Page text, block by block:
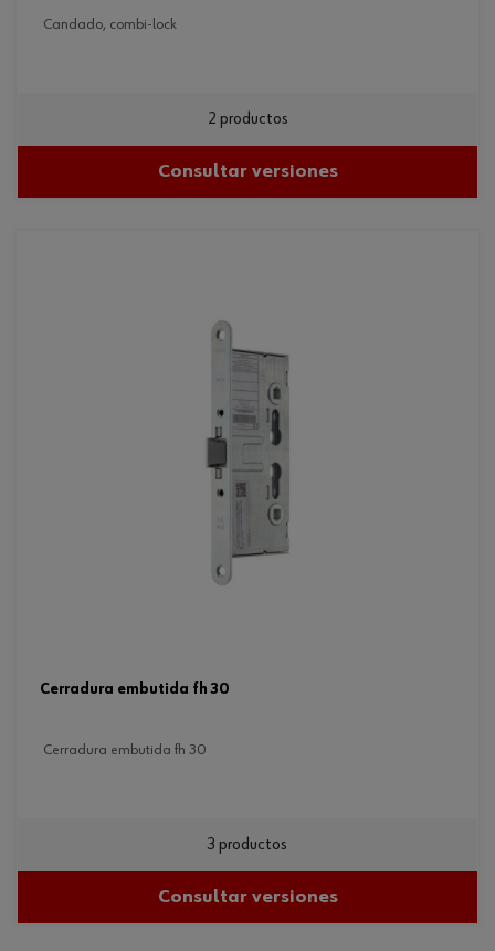
candado, combi-lock
2 productos
Consultar versiones
cerradura embutida fh 30
cerradura embutida fh 30
3 productos
Consultar versiones